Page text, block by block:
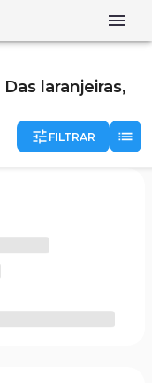
Das laranjeiras,
FILTRAR